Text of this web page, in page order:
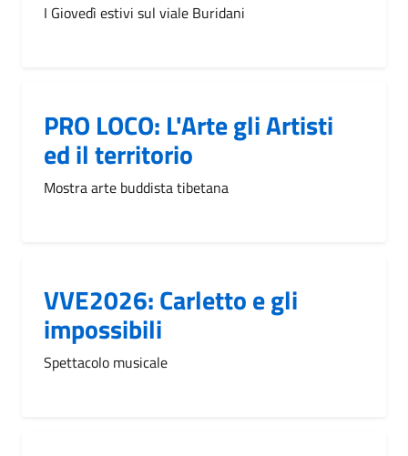
I Giovedì estivi sul viale Buridani
PRO LOCO: L'Arte gli Artisti
ed il territorio
Mostra arte buddista tibetana
VVE2026: Carletto e gli
impossibili
Spettacolo musicale